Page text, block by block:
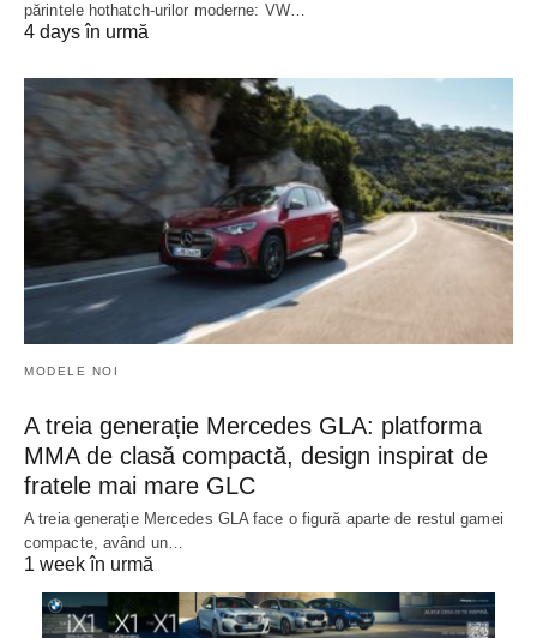
părintele hothatch-urilor moderne: VW…
4 days în urmă
MODELE NOI
A treia generație Mercedes GLA: platforma
MMA de clasă compactă, design inspirat de
fratele mai mare GLC
A treia generație Mercedes GLA face o figură aparte de restul gamei
compacte, având un…
1 week în urmă